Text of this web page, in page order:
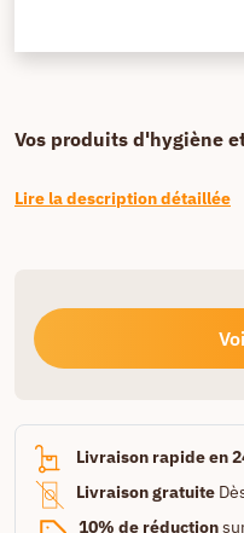
Vos produits d'hygiène
Lire la description détaillée
Livraison rapide en
Livraison gratuite
10% de réduction